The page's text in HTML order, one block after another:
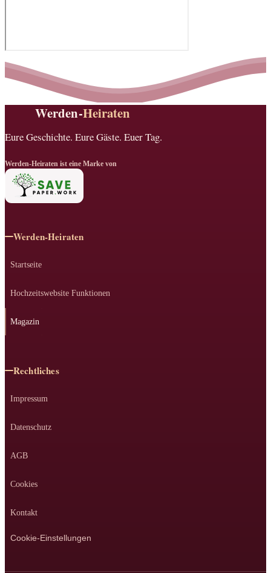
Werden-Heiraten
Eure Geschichte. Eure Gäste. Euer Tag.
Werden-Heiraten ist eine Marke von
Werden-Heiraten
Startseite
Hochzeitswebsite Funktionen
Magazin
Rechtliches
Impressum
Datenschutz
AGB
Cookies
Kontakt
Cookie-Einstellungen